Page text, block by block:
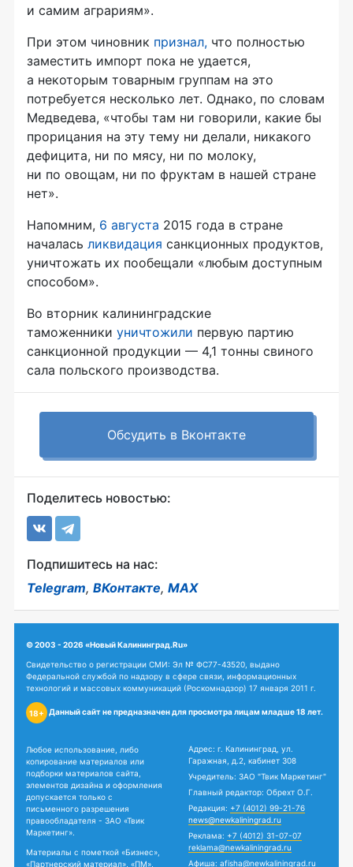
и самим аграриям».
При этом чиновник признал, что полностью
заместить импорт пока не удается,
а некоторым товарным группам на это
потребуется несколько лет. Однако, по словам
Медведева, «чтобы там ни говорили, какие бы
прорицания на эту тему ни делали, никакого
дефицита, ни по мясу, ни по молоку,
ни по овощам, ни по фруктам в нашей стране
нет».
Напомним, 6 августа 2015 года в стране
началась ликвидация санкционных продуктов,
уничтожать их пообещали «любым доступным
способом».
Во вторник калининградские
таможенники уничтожили первую партию
санкционной продукции — 4,1 тонны свиного
сала польского производства.
Обсудить в Вконтакте
Поделитесь новостью:
Подпишитесь на нас:
Telegram, ВКонтакте, MAX
© 2003 - 2026 «Новый Калининград.Ru»
Свидетельство о регистрации СМИ: Эл № ФС77-43520, выдано
Федеральной службой по надзору в сфере связи, информационных
технологий и массовых коммуникаций (Роскомнадзор) 17 января 2011 г.
18+ Данный сайт не предназначен для просмотра лицам младше 18 лет.
Любое использование, либо
копирование материалов или
подборки материалов сайта,
элементов дизайна и оформления
допускается только с
письменного разрешения
правообладателя - ЗАО «Твик
Маркетинг».
Материалы с пометкой «Бизнес»,
«Партнерский материал», «ПМ»,
Адрес: г. Калининград, ул.
Гаражная, д.2, кабинет 308
Учредитель: ЗАО "Твик Маркетинг"
Главный редактор: Обрехт О.Г.
Редакция: +7 (4012) 99-21-76
news@newkaliningrad.ru
Реклама: +7 (4012) 31-07-07
reklama@newkaliningrad.ru
Афиша: afisha@newkaliningrad.ru